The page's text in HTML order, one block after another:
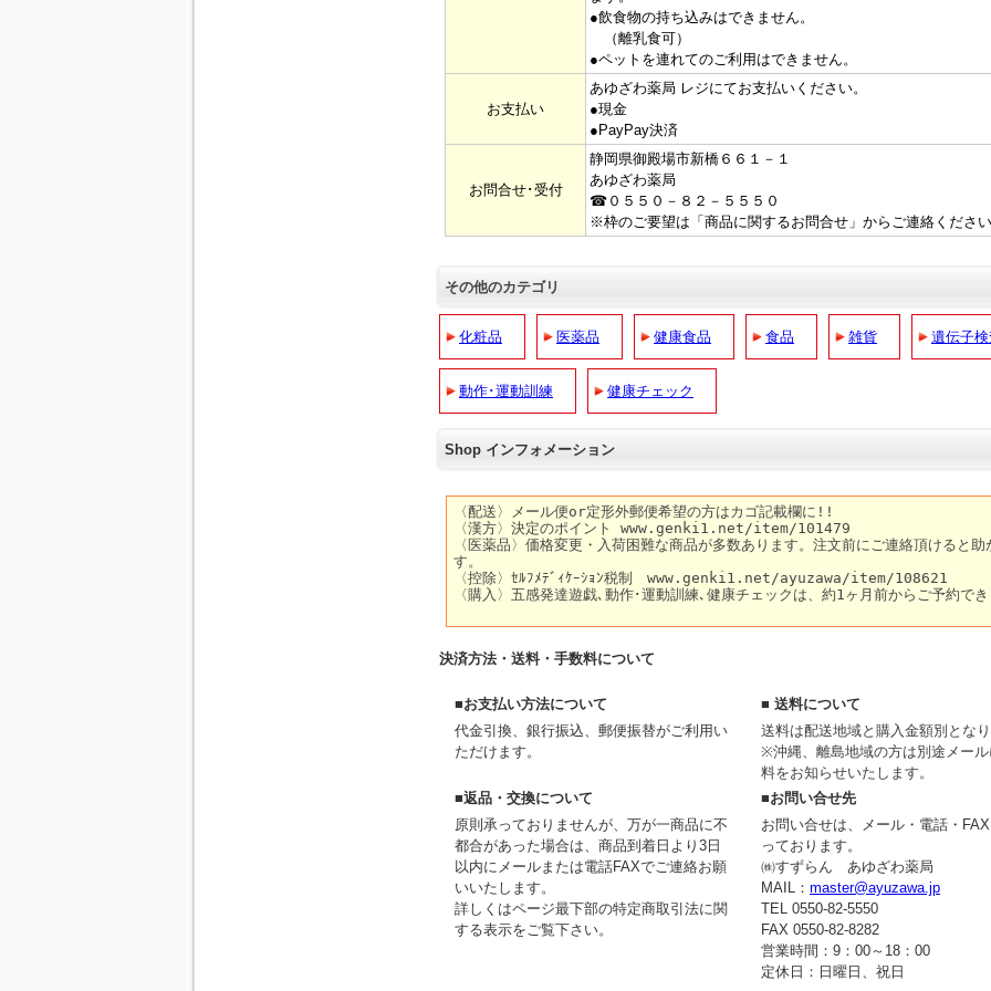
●飲食物の持ち込みはできません。
（離乳食可）
●ペットを連れてのご利用はできません。
お支払い
あゆざわ薬局 レジにてお支払いください。
●現金
●PayPay決済
お問合せ･受付
静岡県御殿場市新橋６６１－１
あゆざわ薬局
☎０５５０－８２－５５５０
※枠のご要望は「商品に関するお問合せ」からご連絡くださ
その他のカテゴリ
化粧品 医薬品 健康食品 食品 雑貨 遺伝子
動作･運動訓練 健康チェック
Shop インフォメーション
決済方法・送料・手数料について
■お支払い方法について
■ 送料について
代金引換、銀行振込、郵便振替がご利用い
ただけます。
送料は配送地域と購入金額別とな
※沖縄、離島地域の方は別途メー
料をお知らせいたします。
■返品・交換について
■お問い合せ先
原則承っておりませんが、万が一商品に不
都合があった場合は、商品到着日より3日
以内にメールまたは電話FAXでご連絡お願
いいたします。
詳しくはページ最下部の特定商取引法に関
する表示をご覧下さい。
お問い合せは、メール・電話・
っております。
㈱すずらん あゆざわ薬局
MAIL： master@ayuzawa.jp
TEL 0550-82-5550
FAX 0550-82-8282
営業時間：9：00～18：00
定休日：日曜日、祝日